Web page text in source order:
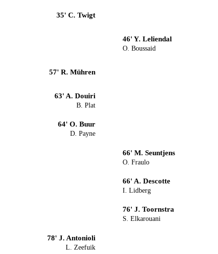
35' C. Twigt
46' Y. Leliendal
O. Boussaid
57' R. Mühren
63' A. Douiri
B. Plat
64' O. Buur
D. Payne
66' M. Seuntjens
O. Fraulo
66' A. Descotte
I. Lidberg
76' J. Toornstra
S. Elkarouani
78' J. Antonioli
L. Zeefuik